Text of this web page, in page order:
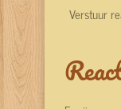
Verstuur